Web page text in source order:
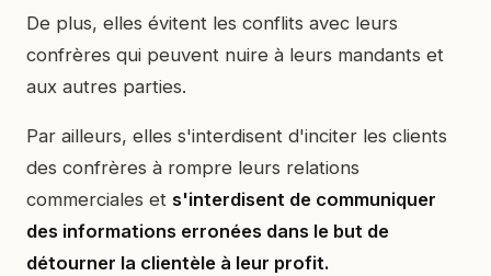
De plus, elles évitent les conflits avec leurs
confrères qui peuvent nuire à leurs mandants et
aux autres parties.
Par ailleurs, elles s'interdisent d'inciter les clients
des confrères à rompre leurs relations
commerciales et s'interdisent de communiquer
des informations erronées dans le but de
détourner la clientèle à leur profit.